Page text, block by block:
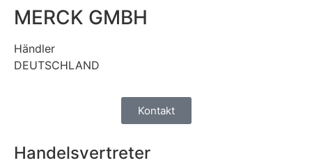
MERCK GMBH
Händler
DEUTSCHLAND
Kontakt
Handelsvertreter